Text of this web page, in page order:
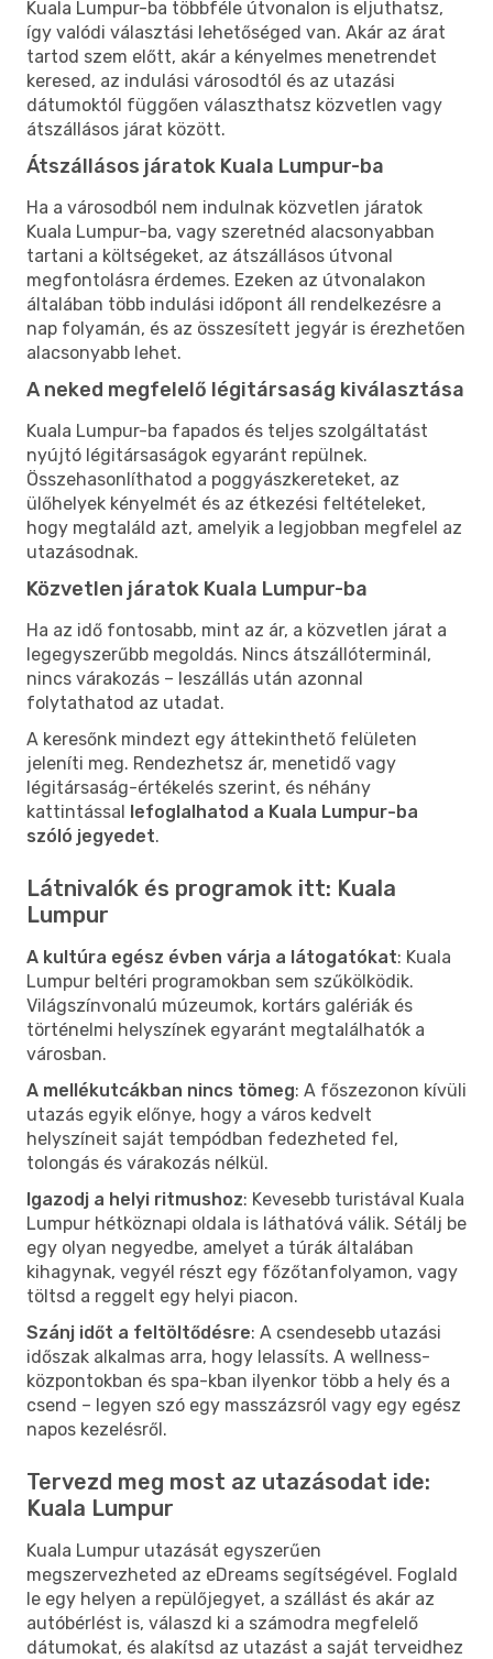
Kuala Lumpur-ba többféle útvonalon is eljuthatsz,
így valódi választási lehetőséged van. Akár az árat
tartod szem előtt, akár a kényelmes menetrendet
keresed, az indulási városodtól és az utazási
dátumoktól függően választhatsz közvetlen vagy
átszállásos járat között.
Átszállásos járatok Kuala Lumpur-ba
Ha a városodból nem indulnak közvetlen járatok
Kuala Lumpur-ba, vagy szeretnéd alacsonyabban
tartani a költségeket, az átszállásos útvonal
megfontolásra érdemes. Ezeken az útvonalakon
általában több indulási időpont áll rendelkezésre a
nap folyamán, és az összesített jegyár is érezhetően
alacsonyabb lehet.
A neked megfelelő légitársaság kiválasztása
Kuala Lumpur-ba fapados és teljes szolgáltatást
nyújtó légitársaságok egyaránt repülnek.
Összehasonlíthatod a poggyászkereteket, az
ülőhelyek kényelmét és az étkezési feltételeket,
hogy megtaláld azt, amelyik a legjobban megfelel az
utazásodnak.
Közvetlen járatok Kuala Lumpur-ba
Ha az idő fontosabb, mint az ár, a közvetlen járat a
legegyszerűbb megoldás. Nincs átszállóterminál,
nincs várakozás – leszállás után azonnal
folytathatod az utadat.
A keresőnk mindezt egy áttekinthető felületen
jeleníti meg. Rendezhetsz ár, menetidő vagy
légitársaság-értékelés szerint, és néhány
kattintással lefoglalhatod a Kuala Lumpur-ba
szóló jegyedet.
Látnivalók és programok itt: Kuala
Lumpur
A kultúra egész évben várja a látogatókat: Kuala
Lumpur beltéri programokban sem szűkölködik.
Világszínvonalú múzeumok, kortárs galériák és
történelmi helyszínek egyaránt megtalálhatók a
városban.
A mellékutcákban nincs tömeg: A főszezonon kívüli
utazás egyik előnye, hogy a város kedvelt
helyszíneit saját tempódban fedezheted fel,
tolongás és várakozás nélkül.
Igazodj a helyi ritmushoz: Kevesebb turistával Kuala
Lumpur hétköznapi oldala is láthatóvá válik. Sétálj be
egy olyan negyedbe, amelyet a túrák általában
kihagynak, vegyél részt egy főzőtanfolyamon, vagy
töltsd a reggelt egy helyi piacon.
Szánj időt a feltöltődésre: A csendesebb utazási
időszak alkalmas arra, hogy lelassíts. A wellness-
központokban és spa-kban ilyenkor több a hely és a
csend – legyen szó egy masszázsról vagy egy egész
napos kezelésről.
Tervezd meg most az utazásodat ide:
Kuala Lumpur
Kuala Lumpur utazását egyszerűen
megszervezheted az eDreams segítségével. Foglald
le egy helyen a repülőjegyet, a szállást és akár az
autóbérlést is, válaszd ki a számodra megfelelő
dátumokat, és alakítsd az utazást a saját terveidhez